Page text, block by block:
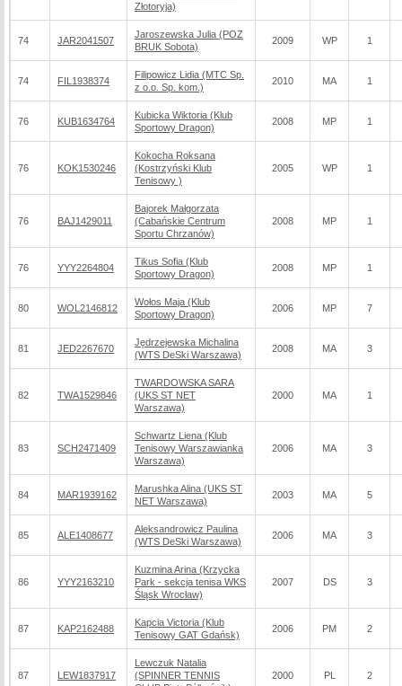
Złotoryja)
74 JAR2041507
Jaroszewska Julia (POZ
BRUK Sobota)
2009 WP 1
74 FIL1938374
Filipowicz Lidia (MTC Sp.
z o.o. Sp. kom.)
2010 MA 1
76 KUB1634764
Kubicka Wiktoria (Klub
Sportowy Dragon)
2008 MP 1
76 KOK1530246
Kokocha Roksana
(Kostrzyński Klub
Tenisowy )
2005 WP 1
76 BAJ1429011
Bajorek Małgorzata
(Cabańskie Centrum
Sportu Chrzanów)
2008 MP 1
76 YYY2264804
Tikus Sofia (Klub
Sportowy Dragon)
2008 MP 1
80 WOL2146812
Wołos Maja (Klub
Sportowy Dragon)
2006 MP 7
81 JED2267670
Jędrzejewska Michalina
(WTS DeSki Warszawa)
2008 MA 3
82 TWA1529846
TWARDOWSKA SARA
(UKS ST NET
Warszawa)
2000 MA 1
83 SCH2471409
Schwartz Liena (Klub
Tenisowy Warszawianka
Warszawa)
2006 MA 3
84 MAR1939162
Marushka Alina (UKS ST
NET Warszawa)
2003 MA 5
85 ALE1408677
Aleksandrowicz Paulina
(WTS DeSki Warszawa)
2006 MA 3
86 YYY2163210
Kuzmina Arina (Krzycka
Park - sekcja tenisa WKS
Śląsk Wrocław)
2007 DS 3
87 KAP2162488
Kapcia Victoria (Klub
Tenisowy GAT Gdańsk)
2006 PM 2
87 LEW1837917
Lewczuk Natalia
(SPINNER TENNIS
2000 PL 2